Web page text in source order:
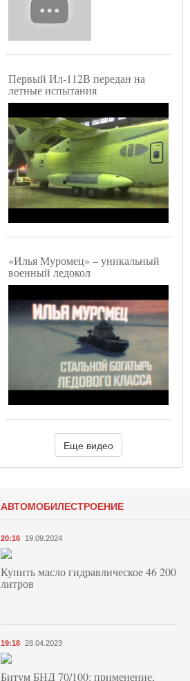
Первый Ил-112В передан на
летные испытания
«Илья Муромец» – уникальный
военный ледокол
Еще видео
АВТОМОБИЛЕСТРОЕНИЕ
20:16 19.09.2024
Купить масло гидравлическое 46 200
литров
19:18 28.04.2023
Битум БНД 70/100: применение,